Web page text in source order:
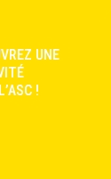
UNE
!